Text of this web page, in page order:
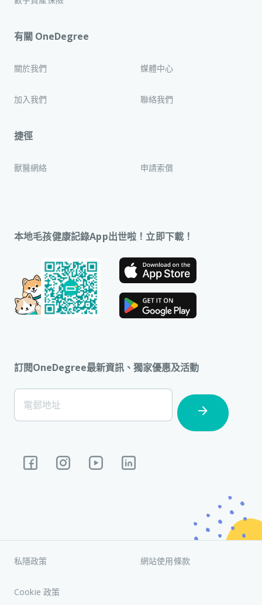
有關 OneDegree
關於我們 媒體中心
加入我們 聯絡我們
捷徑
獸醫網絡 申請索償
本地毛孩健康記錄App出世啦！立即下載！
訂閱OneDegree最新資訊、獨家優惠及活動
[Footer]
Subscription
電郵地址
私隱政策 網站使用條款
Cookie 政策